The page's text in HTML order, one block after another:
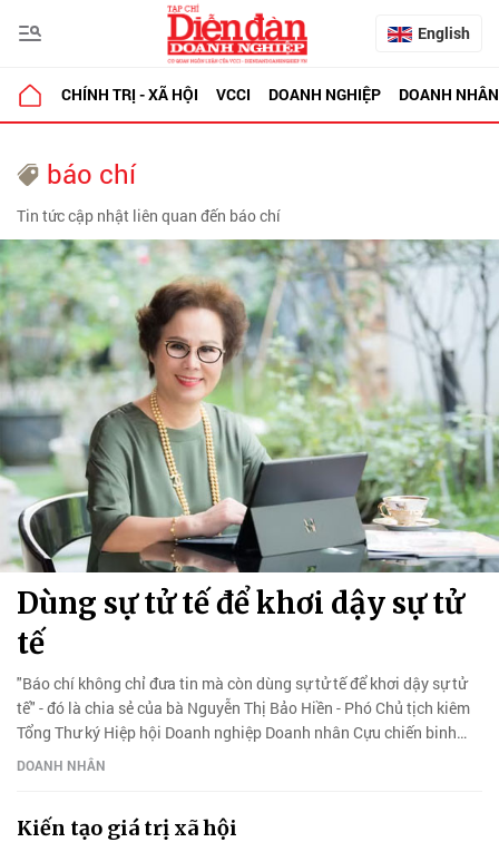
English
CHÍNH TRỊ - XÃ HỘI VCCI DOANH NGHIỆP DOANH NHÂN
báo chí
Tin tức cập nhật liên quan đến báo chí
Dùng sự tử tế để khơi dậy sự tử
tế
"Báo chí không chỉ đưa tin mà còn dùng sự tử tế để khơi dậy sự tử
tế" - đó là chia sẻ của bà Nguyễn Thị Bảo Hiền - Phó Chủ tịch kiêm
Tổng Thư ký Hiệp hội Doanh nghiệp Doanh nhân Cựu chiến binh
Việt Nam với Doanh Nhân.
DOANH NHÂN
Kiến tạo giá trị xã hội